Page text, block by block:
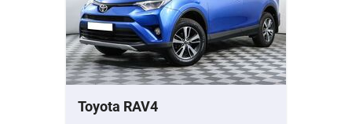
Toyota RAV4